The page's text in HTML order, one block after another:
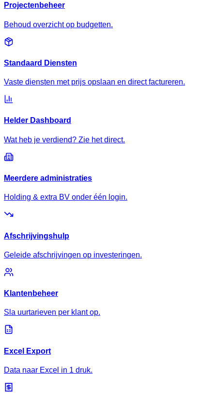
Projectenbeheer
Behoud overzicht op budgetten.
Standaard Diensten
Vaste diensten met prijs opslaan en direct factureren.
Helder Dashboard
Wat heb je verdiend? Zie het direct.
Meerdere administraties
Holding & extra BV onder één login.
Afschrijvingshulp
Geleide afschrijvingen op investeringen.
Klantenbeheer
Sla uurtarieven per klant op.
Excel Export
Data naar Excel in 1 druk.